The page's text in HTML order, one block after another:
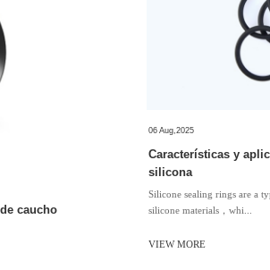
caucho
06 Aug,2025
Características y
silicona
Silicone sealing rings are a
silicone materials，whi...
VIEW MORE